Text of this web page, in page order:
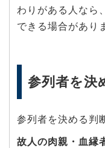
わりがある人なら
できる場合があり
参列者を決
参列者を決める判
故人の肉親・血縁